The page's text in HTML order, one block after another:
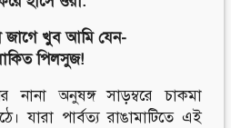
জাগে খুব আমি যেন-
পিলসুজ!
অনুষঙ্গ সাড়ম্বরে চাকমা
যারা পার্বত্য রাঙামাটিতে এই